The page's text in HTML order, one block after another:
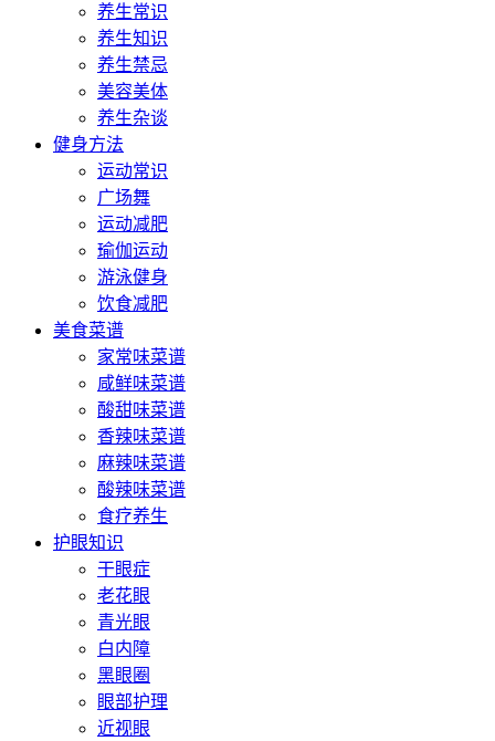
养生常识
养生知识
养生禁忌
美容美体
养生杂谈
健身方法
运动常识
广场舞
运动减肥
瑜伽运动
游泳健身
饮食减肥
美食菜谱
家常味菜谱
咸鲜味菜谱
酸甜味菜谱
香辣味菜谱
麻辣味菜谱
酸辣味菜谱
食疗养生
护眼知识
干眼症
老花眼
青光眼
白内障
黑眼圈
眼部护理
近视眼